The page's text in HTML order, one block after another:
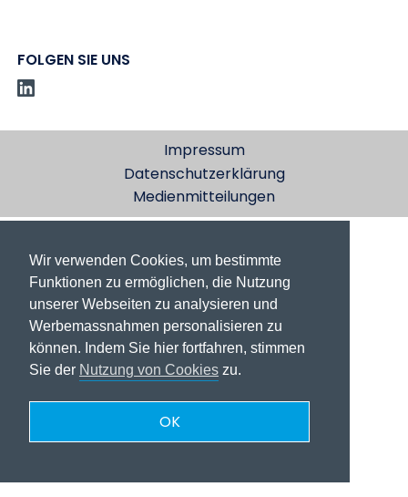
FOLGEN SIE UNS
Impressum
Datenschutzerklärung
Medienmitteilungen
Wir verwenden Cookies, um bestimmte
Funktionen zu ermöglichen, die Nutzung
unserer Webseiten zu analysieren und
Werbemassnahmen personalisieren zu
können. Indem Sie hier fortfahren, stimmen
Sie der Nutzung von Cookies zu.
OK